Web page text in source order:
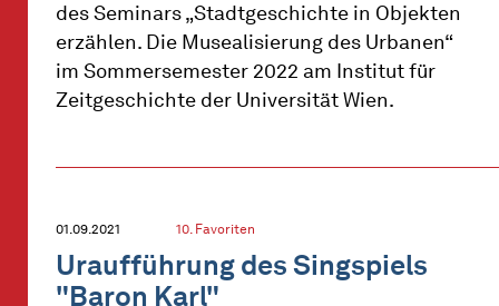
des Seminars „Stadtgeschichte in Objekten
erzählen. Die Musealisierung des Urbanen“
im Sommersemester 2022 am Institut für
Zeitgeschichte der Universität Wien.
01.09.2021 10. Favoriten
Uraufführung des Singspiels
"Baron Karl"